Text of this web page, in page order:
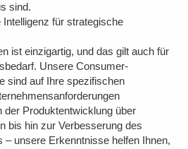
sind.
für strategische
ist einzigartig, und das gilt auch für
Unsere Consumer-
sind auf Ihre spezifischen
der Produktentwicklung über
bis hin zur Verbesserung des
– unsere Erkenntnisse helfen Ihnen,